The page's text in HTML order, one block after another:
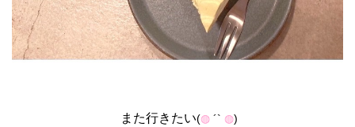
また行きたい(◍ ´` ◍)